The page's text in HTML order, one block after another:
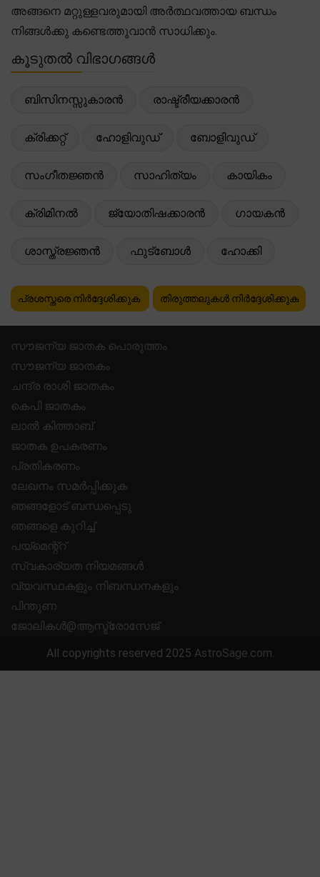
അങ്ങനെ മറ്റുള്ളവരുമായി അർത്ഥവത്തായ ബന്ധം
നിങ്ങൾക്കു കണ്ടെത്തുവാൻ സാധിക്കും.
കൂടുതൽ വിഭാഗങ്ങൾ
ബിസിനസ്സുകാരൻ രാഷ്ട്രീയക്കാരൻ
ക്രിക്കറ്റ് ഹോളിവുഡ് ബോളിവുഡ്
സംഗീതജ്ഞൻ സാഹിത്യം കായികം
ക്രിമിനൽ ജ്യോതിഷക്കാരൻ ഗായകൻ
ശാസ്ത്രജ്ഞൻ ഫുട്ബോൾ ഹോക്കി
പ്രശസ്തരെ നിർദ്ദേശിക്കുക തിരുത്തലുകൾ നിർദ്ദേശിക്കുക
സൗജന്യ ജാതക പൊരുത്തം
സൗജന്യ ജാതകം
ചന്ദ്ര രാശി ജാതകം
കെപി ജാതകം
ലാൽ കിത്താബ്
ജാതക ഉപകരണം
പ്രതികരണം
ലേഖനം സമർപ്പിക്കുക
ഞങ്ങളോട് ബന്ധപ്പെടു
ഞങ്ങളെ കുറിച്ച്
പയ്മെന്റ്റ്
സ്വകാര്യത നിയമങ്ങൾ
വ്യവസ്ഥകളും നിബന്ധനകളും
പിന്തുണ
ജോലികൾ@ആസ്ട്രോസേജ്
All copyrights reserved 2025 AstroSage.com.